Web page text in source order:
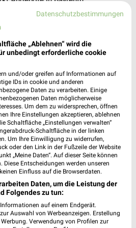
für Ebern und
HKL BAUMASCHINEN
Datenschutzbestimmungen
„Ablehnen“ wird die
unbedingt erforderliche cookie
und/oder greifen auf Informationen auf
IDs in cookie und anderen
Daten zu verarbeiten. Einige
Daten möglicherweise
Um dem zu widersprechen, öffnen
Ihre Einstellungen akzeptieren, ablehnen
Schaltfläche „Einstellungen verwalten“
Schaltfläche in der linken
Um Ihre Einwilligung zu widerrufen,
oder den Link in der Fußzeile der Website
„Meine Daten“. Auf dieser Seite können
Diese Entscheidungen werden unseren
Einfluss auf die Browserdaten.
Daten, um die Leistung der
Folgendes zu tun:
auf einem Endgerät.
Auswahl von Werbeanzeigen. Erstellung
Verwendung von Profilen zur